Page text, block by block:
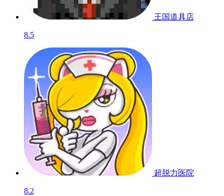
王国道具店
8.5
超脱力医院
8.2